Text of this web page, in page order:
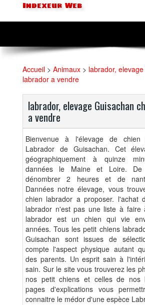
Indexeur Web
Accueil > Animaux > labrador,
labrador a vendre
labrador, elevage Guisachan
a vendre
Bienvenue à l'élevage de chien
Labrador de Guisachan. Cet
géographiquement à quinze
dannées le Maine et Loire.
dénombrer 2 heures et de
Dannées notre élevage, vous
chien labrador a proposer. l'achat
labrador n'est pas une liste à faire
labrador est un chien qui vie
années. Tous les petit chiens
Guisachan sont issues de
compte l'aspect physique autant
des parents. Un esprit sain à
sain. Sur le site vous trouverez les
nos petit chiens et celles de nos
pages d'explications vous
connaitre le médor d'une espèce